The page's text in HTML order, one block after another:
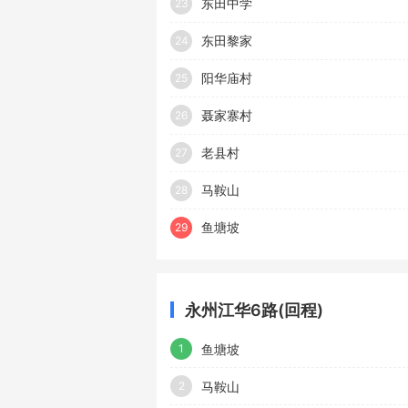
23 东田中学
24 东田黎家
25 阳华庙村
26 聂家寨村
27 老县村
28 马鞍山
29 鱼塘坡
永州江华6路(回程)
1 鱼塘坡
2 马鞍山